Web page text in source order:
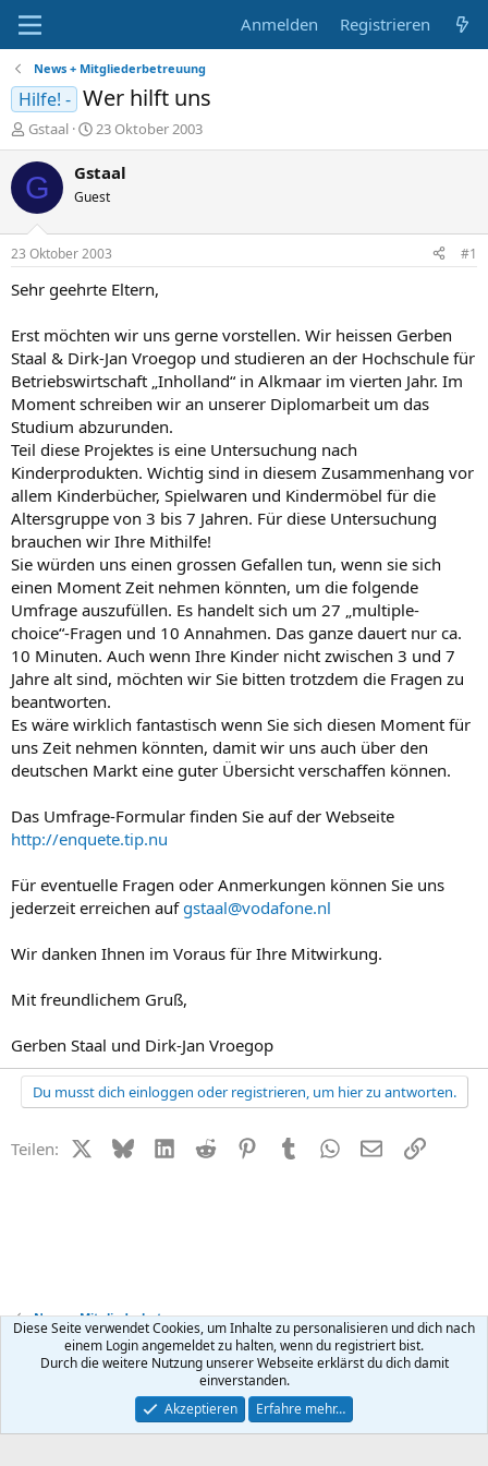
Anmelden Registrieren
News + Mitgliederbetreuung
Hilfe! - Wer hilft uns
E
r
s
t
e
r
Gstaal
E
r
s
e
l
t
a
23 Oktober 2003
G Gstaal
Guest
23 Oktober 2003 #1
Sehr geehrte Eltern,
Erst möchten wir uns gerne vorstellen. Wir heissen Gerben
Staal & Dirk-Jan Vroegop und studieren an der Hochschule für
Betriebswirtschaft „Inholland“ in Alkmaar im vierten Jahr. Im
Moment schreiben wir an unserer Diplomarbeit um das
Studium abzurunden.
Teil diese Projektes is eine Untersuchung nach
Kinderprodukten. Wichtig sind in diesem Zusammenhang vor
allem Kinderbücher, Spielwaren und Kindermöbel für die
Altersgruppe von 3 bis 7 Jahren. Für diese Untersuchung
brauchen wir Ihre Mithilfe!
Sie würden uns einen grossen Gefallen tun, wenn sie sich
einen Moment Zeit nehmen könnten, um die folgende
Umfrage auszufüllen. Es handelt sich um 27 „multiple-
choice“-Fragen und 10 Annahmen. Das ganze dauert nur ca.
10 Minuten. Auch wenn Ihre Kinder nicht zwischen 3 und 7
Jahre alt sind, möchten wir Sie bitten trotzdem die Fragen zu
beantworten.
Es wäre wirklich fantastisch wenn Sie sich diesen Moment für
uns Zeit nehmen könnten, damit wir uns auch über den
deutschen Markt eine guter Übersicht verschaffen können.
Das Umfrage-Formular finden Sie auf der Webseite
http://enquete.tip.nu
Für eventuelle Fragen oder Anmerkungen können Sie uns
jederzeit erreichen aufgstaal@vodafone.nl
Wir danken Ihnen im Voraus für Ihre Mitwirkung.
Mit freundlichem Gruß,
Gerben Staal und Dirk-Jan Vroegop
Du musst dich einloggen oder registrieren, um hier zu antworten.
Teilen: X (Twitter)
BlueskyLinkedIn
Reddit PinterestTumblr WhatsApp
E-MailLink
News + Mitgliederbetreuung
Kontakt Nutzungsbedingungen Datenschutz Hilfe
R
Community platform by XenForo ® © 2010-2026 XenForo Ltd.
Diese Seite verwendet Cookies, um Inhalte zu personalisieren und dich nach
einem Login angemeldet zu halten, wenn du registriert bist.
Durch die weitere Nutzung unserer Webseite erklärst du dich damit
einverstanden.
Akzeptieren
Erfahre mehr…